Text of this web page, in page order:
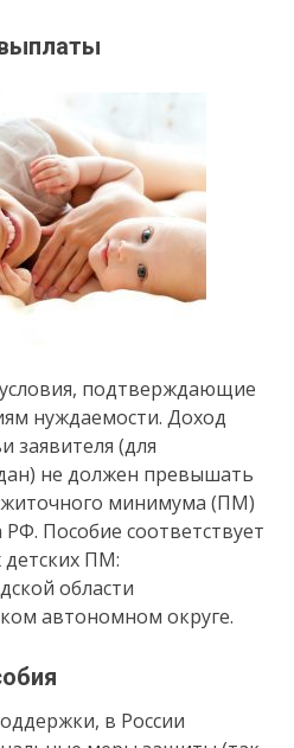
подтверждающие
нуждаемости. Доход
заявителя (для
не должен превышать
минимума (ПМ)
Пособие соответствует
ПМ:
области
автономном округе.
в России